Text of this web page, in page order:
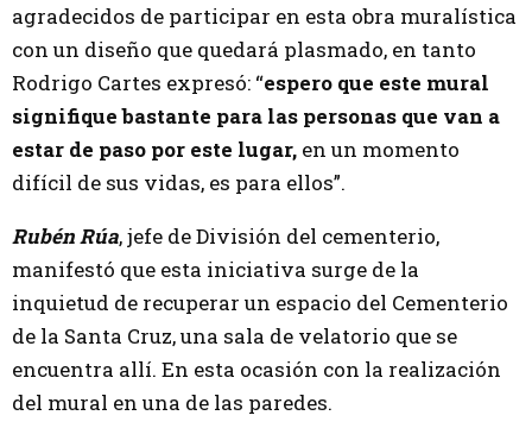
agradecidos de participar en esta obra muralística
con un diseño que quedará plasmado, en tanto
Rodrigo Cartes expresó: “espero que este mural
signifique bastante para las personas que van a
estar de paso por este lugar, en un momento
difícil de sus vidas, es para ellos”.
Rubén Rúa, jefe de División del cementerio,
manifestó que esta iniciativa surge de la
inquietud de recuperar un espacio del Cementerio
de la Santa Cruz, una sala de velatorio que se
encuentra allí. En esta ocasión con la realización
del mural en una de las paredes.